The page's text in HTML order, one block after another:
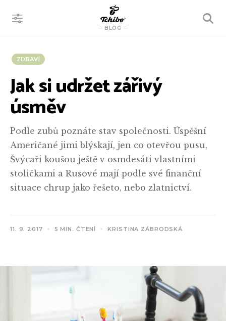
BLOG
VYHLEDÁVÁNÍ
ZDRAVÍ
Jak si udržet zářivý
úsměv
Podle zubů poznáte stav společnosti. Úspěšní
Američané jimi blýskají, jen co otevřou pusu,
Švýcaři koušou ještě v osmdesáti vlastními
stoličkami a Rusové mají podle své finanční
situace chrup jako řešeto, nebo zlatnictví.
11. 9. 2017 5 MIN. ČTENÍ KRISTINA ZÁBRODSKÁ